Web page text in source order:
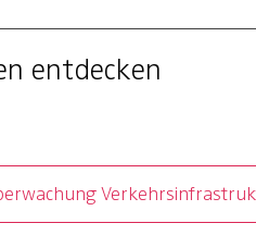
entdecken